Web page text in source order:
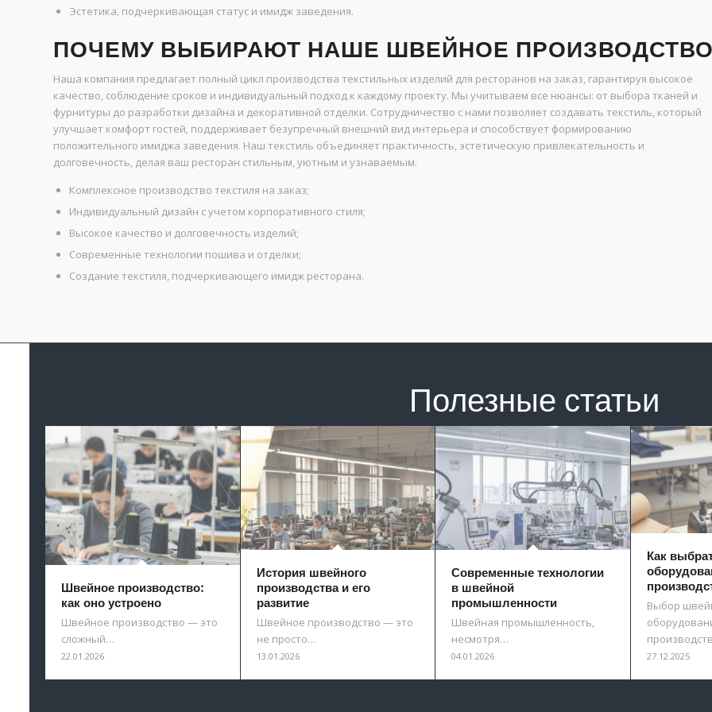
Эстетика, подчеркивающая статус и имидж заведения.
ПОЧЕМУ ВЫБИРАЮТ НАШЕ ШВЕЙНОЕ
Наша компания предлагает полный цикл производства текстильных изделий для ресторанов на заказ, гарантируя высокое
качество, соблюдение сроков и индивидуальный подход к каждому проекту. Мы учитываем все нюансы: от выбора тканей и
фурнитуры до разработки дизайна и декоративной отделки. Сотрудничество с нами позволяет создавать текстиль, который
улучшает комфорт гостей, поддерживает безупречный внешний вид интерьера и способствует формированию
положительного имиджа заведения. Наш текстиль объединяет практичность, эстетическую привлекательность и
долговечность, делая ваш ресторан стильным, уютным и узнаваемым.
Комплексное производство текстиля на заказ;
Индивидуальный дизайн с учетом корпоративного стиля;
Высокое качество и долговечность изделий;
Современные технологии пошива и отделки;
Создание текстиля, подчеркивающего имидж ресторана.
Полезные статьи
Швейное производство:
как оно устроено
Швейное производство — это
сложный…
22.01.2026
История швейного
производства и его
развитие
Швейное производство — это
не просто…
13.01.2026
Современные технологии
в швейной
промышленности
Швейная промышленность,
несмотря…
04.01.2026
Как
Выбор
27.12.2025